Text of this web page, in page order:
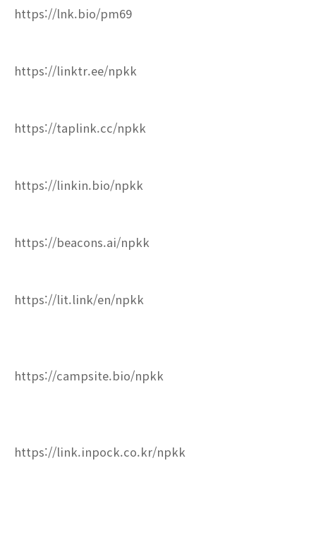
https://lnk.bio/pm69
https://linktr.ee/npkk
https://taplink.cc/npkk
https://linkin.bio/npkk
https://beacons.ai/npkk
https://lit.link/en/npkk
https://campsite.bio/npkk
https://link.inpock.co.kr/npkk